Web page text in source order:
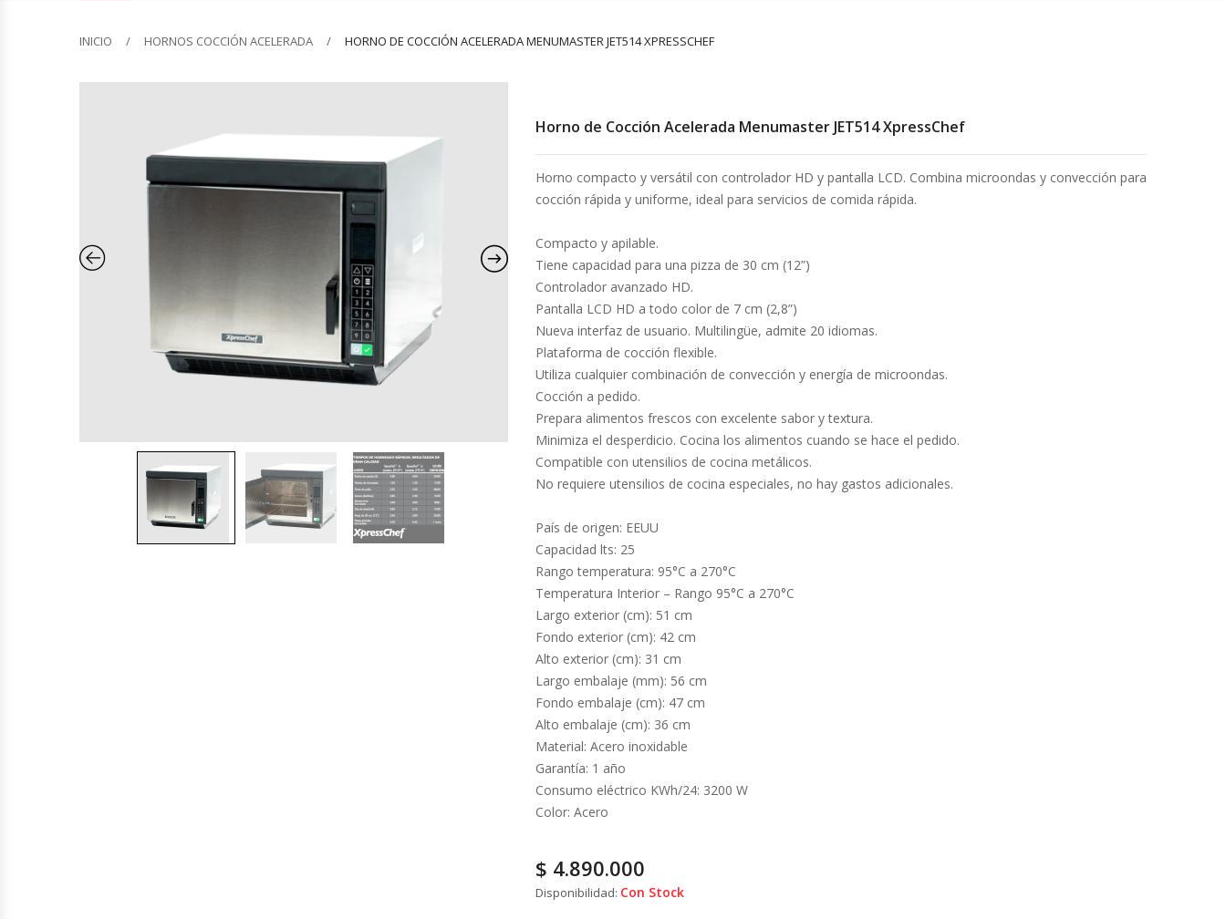
Cámaras Fermentadoras
Congeladoras Tapa De Vidrio
INICIO HORNOS COCCIÓN ACELERADA HORNO DE COCCIÓN ACELERADA MENUMASTER JET514 XPRESSCHEF
Horno de Cocción Acelerada Menumaster JET514 XpressChef
Horno compacto y versátil con controlador HD y pantalla LCD. Combina microondas y convección para
cocción rápida y uniforme, ideal para servicios de comida rápida.
Compacto y apilable.
Tiene capacidad para una pizza de 30 cm (12”)
Controlador avanzado HD.
Pantalla LCD HD a todo color de 7 cm (2,8”)
Nueva interfaz de usuario. Multilingüe, admite 20 idiomas.
Plataforma de cocción flexible.
Utiliza cualquier combinación de convección y energía de microondas.
Cocción a pedido.
Prepara alimentos frescos con excelente sabor y textura.
Minimiza el desperdicio. Cocina los alimentos cuando se hace el pedido.
Compatible con utensilios de cocina metálicos.
No requiere utensilios de cocina especiales, no hay gastos adicionales.
País de origen: EEUU
Capacidad lts: 25
Rango temperatura: 95°C a 270°C
Temperatura Interior – Rango 95°C a 270°C
Largo exterior (cm): 51 cm
Fondo exterior (cm): 42 cm
Alto exterior (cm): 31 cm
Largo embalaje (mm): 56 cm
Fondo embalaje (cm): 47 cm
Alto embalaje (cm): 36 cm
Material: Acero inoxidable
Garantía: 1 año
Consumo eléctrico KWh/24: 3200 W
Color: Acero
$ 4.890.000
Disponibilidad: Con Stock